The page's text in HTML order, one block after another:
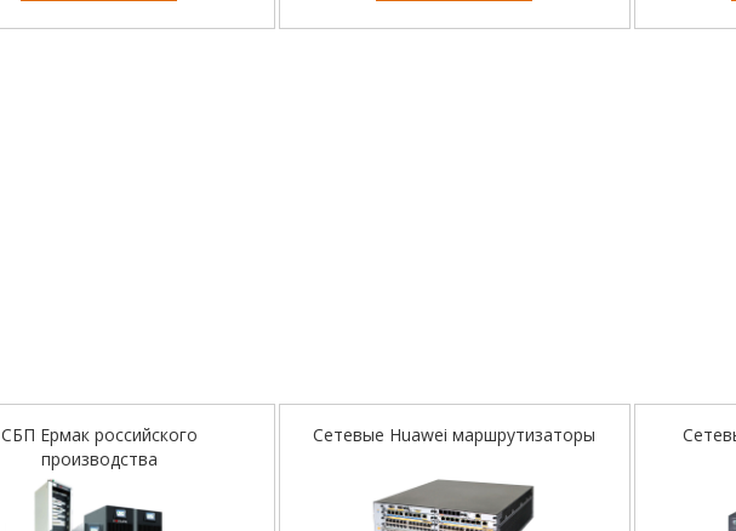
СБП Ермак российского
производства
Сетевые Huawei маршрутизаторы